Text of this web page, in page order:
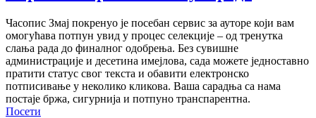
Часопис Змај покренуо је посебан сервис за ауторе који вам
омогућава потпун увид у процес селекције – од тренутка
слања рада до финалног одобрења. Без сувишне
администрације и десетина имејлова, сада можете једноставно
пратити статус свог текста и обавити електронско
потписивање у неколико кликова. Ваша сарадња са нама
постаје бржа, сигурнија и потпуно транспарентна.
Посети